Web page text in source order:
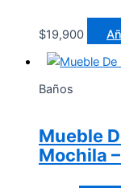
$19,900
Baños
Mueble
Mochila